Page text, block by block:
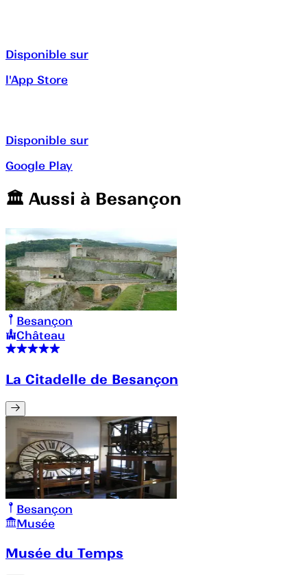
Disponible sur
l'App Store
Disponible sur
Google Play
🏛️️ Aussi à Besançon
Besançon
Château
La Citadelle de Besançon
Besançon
Musée
Musée du Temps